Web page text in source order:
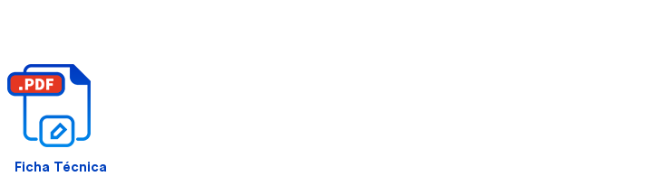
Ficha Técnica